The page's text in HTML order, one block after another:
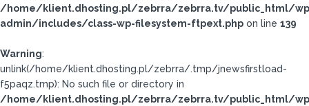
/home/klient.dhosting.pl/zebrra/zebrra.tv/public_html/
admin/includes/class-wp-filesystem-ftpext.php on line 139
Warning:
unlink(/home/klient.dhosting.pl/zebrra/.tmp/jnewsfirstload-
f5paqz.tmp): No such file or directory in
/home/klient.dhosting.pl/zebrra/zebrra.tv/public_html/